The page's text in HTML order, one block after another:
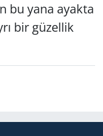
bu yana ayakta
bir güzellik